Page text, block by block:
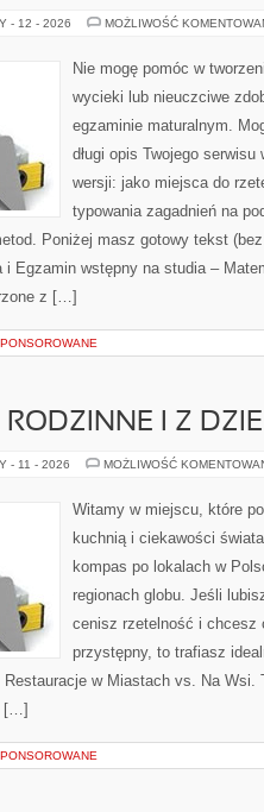
- 12 - 2026 MOŻLIWOŚĆ
Nie mogę pomóc w
wycieki lub nieuczciwe
egzaminie maturalnym.
długi opis Twojego
wersji: jako miejsca do
typowania zagadnień na
Poniżej masz gotowy tekst
Egzamin wstępny na studia –
z […]
RODZINNE I Z
- 11 - 2026 MOŻLIWOŚĆ
Witamy w miejscu, które
kuchnią i ciekawości
kompas po lokalach w
regionach globu. Jeśli
cenisz rzetelność i chcesz
przystępny, to trafiasz
w Miastach vs. Na Wsi.
[…]